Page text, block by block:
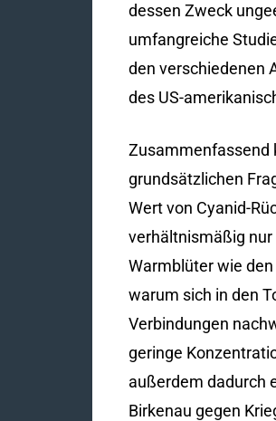
dessen Zweck
umfangreiche
den verschiedenen
des US-
Zusammenfassend
grundsätzlichen
Wert von Cyanid-
verhältnismäßig nur
Warmblüter wie
warum sich in den
Verbindungen
geringe
außerdem dadurch
Birkenau gegen